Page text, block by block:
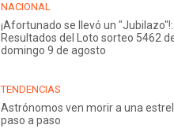
NACIONAL
¡Afortunado se llevó un "Jubilazo"!:
Resultados del Loto sorteo 5462
domingo 9 de agosto
TENDENCIAS
Astrónomos ven morir a una
paso a paso